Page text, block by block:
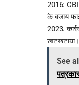
2016: CBI
के बजाय
2023:
खटखटाया।
See